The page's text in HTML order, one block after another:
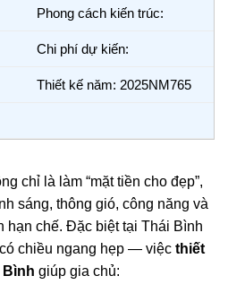
Phong cách kiến trúc:
Chi phí dự kiến:
Thiết kế năm: 2025NM765
chỉ là làm “mặt tiền cho đẹp”,
sáng, thông gió, công năng và
hạn chế. Đặc biệt tại Thái Bình
chiều ngang hẹp — việc thiết
Bình giúp gia chủ: